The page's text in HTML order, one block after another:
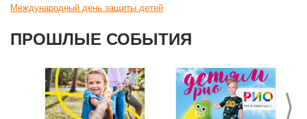
Международный день защиты детей
ПРОШЛЫЕ СОБЫТИЯ
>